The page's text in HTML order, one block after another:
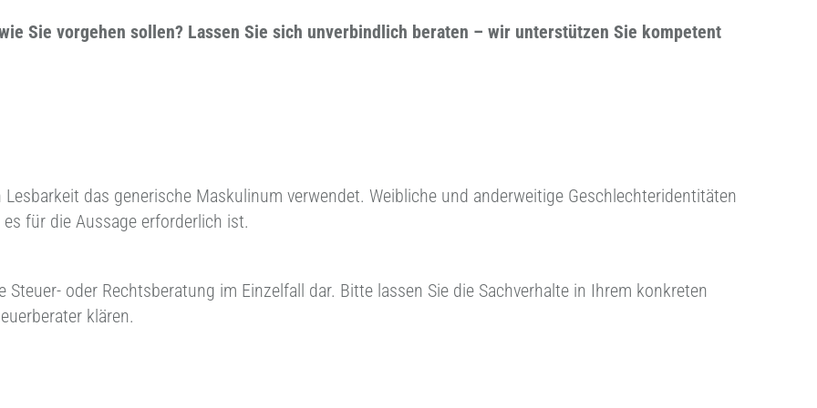
Sie vorgehen sollen? Lassen Sie sich unverbindlich beraten – wir unterstützen Sie kompetent
das generische Maskulinum verwendet. Weibliche und anderweitige Geschlechteridentitäten
für die Aussage erforderlich ist.
oder Rechtsberatung im Einzelfall dar. Bitte lassen Sie die Sachverhalte in Ihrem konkreten
klären.